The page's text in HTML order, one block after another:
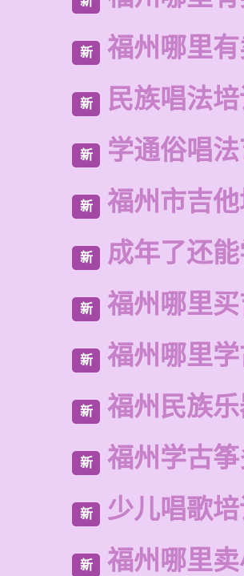
新 福州哪里
新 民族唱法
新 学通俗唱
新 福州市吉
新 成年了还
新 福州哪里
新 福州哪里
新 福州民族
新 福州学古
新 少儿唱歌
新 福州哪里